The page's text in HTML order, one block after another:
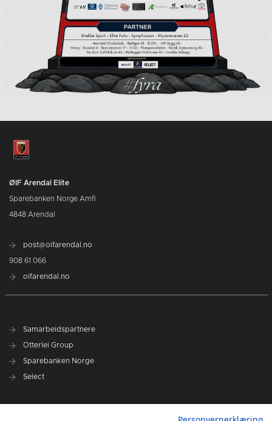
ØIF Arendal Elite
Sparebanken Norge Amfi
4848 Arendal
post@oifarendal.no
908 61 066
oifarendal.no
Samarbeidspartnere
Otterlei Group
Sparebanken Norge
Select